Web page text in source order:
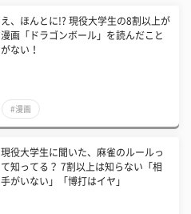
え、ほんとに!? 現役大学生の8割以上が
漫画「ドラゴンボール」を読んだこと
がない！
#漫画
現役大学生に聞いた、麻雀のルールっ
て知ってる？ 7割以上は知らない「相
手がいない」「博打はイヤ」